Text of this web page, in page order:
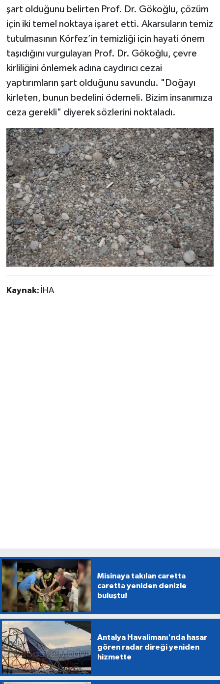
şart olduğunu belirten Prof. Dr. Gökoğlu, çözüm
için iki temel noktaya işaret etti. Akarsuların temiz
tutulmasının Körfez’in temizliği için hayati önem
taşıdığını vurgulayan Prof. Dr. Gökoğlu, çevre
kirliliğini önlemek adına caydırıcı cezai
yaptırımların şart olduğunu savundu. "Doğayı
kirleten, bunun bedelini ödemeli. Bizim insanımıza
ceza gerekli" diyerek sözlerini noktaladı.
Kaynak: İHA
Misinaya takılan caretta
caretta yeniden denizle
buluştu!
Antalya Havalimanı'nda hasar
gören radar direği yeniden
hizmette